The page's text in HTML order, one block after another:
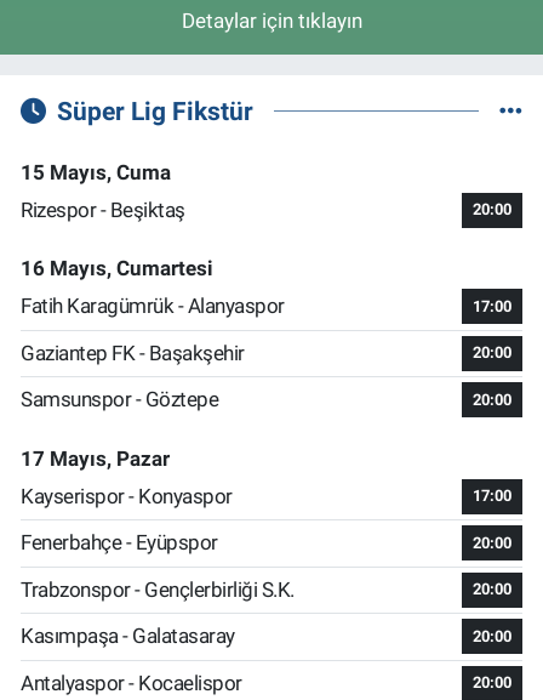
Detaylar için tıklayın
Süper Lig Fikstür
15 Mayıs, Cuma
Rizespor - Beşiktaş
20:00
16 Mayıs, Cumartesi
Fatih Karagümrük - Alanyaspor
17:00
Gaziantep FK - Başakşehir 20:00
Samsunspor - Göztepe 20:00
17 Mayıs, Pazar
Kayserispor - Konyaspor
17:00
Fenerbahçe - Eyüpspor 20:00
Trabzonspor - Gençlerbirliği S.K. 20:00
Kasımpaşa - Galatasaray 20:00
Antalyaspor - Kocaelispor 20:00